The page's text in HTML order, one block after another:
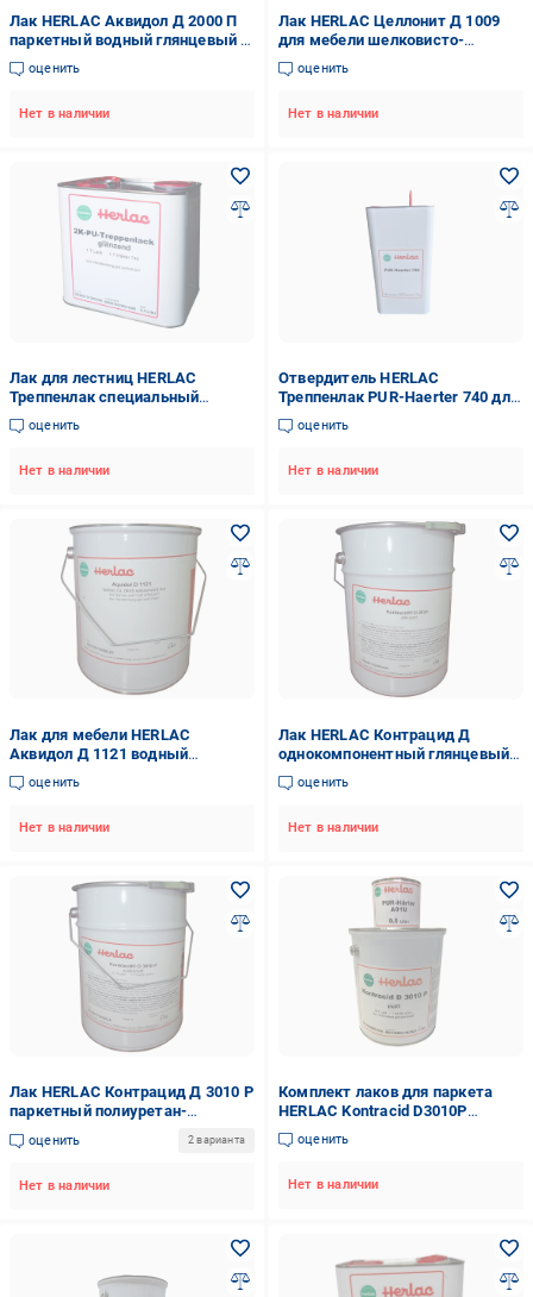
Лак HERLAC Аквидол Д 2000 П
паркетный водный глянцевый 5
кг.
оценить
Нет в наличии
Лак HERLAC Целлонит Д 1009
для мебели шелковисто-
матовый нитроцеллюлозный 5
л.
оценить
Нет в наличии
Лак для лестниц HERLAC
Треппенлак специальный
сверхпрочный глянцевый 2,5 л
оценить
Нет в наличии
Отвердитель HERLAC
Треппенлак PUR-Haerter 740 для
лака для ступеней 5 л
оценить
Нет в наличии
Лак для мебели HERLAC
Аквидол Д 1121 водный
шелковисто-матовый 5 кг
оценить
Нет в наличии
Лак HERLAC Контрацид Д
однокомпонентный глянцевый
полиуретановый для мебели
3030 5 л
оценить
Нет в наличии
Лак HERLAC Контрацид Д 3010 P
паркетный полиуретан-
акриловый шелковисто-
матовый 5 л
оценить 2 варианта
Нет в наличии
Комплект лаков для паркета
HERLAC Kontracid D3010P
матовый 5,5 л
оценить
Нет в наличии